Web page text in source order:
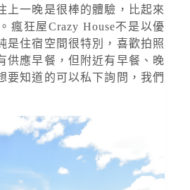
上一晚是很棒的體驗，比起來
瘋狂屋Crazy House不是以優
是住宿空間很特別，喜歡拍照
供應早餐，但附近有早餐、晚
要知道的可以私下詢問，我們